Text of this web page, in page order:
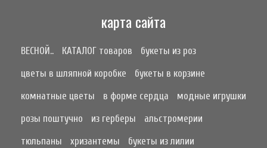
карта сайта
ВЕСНОЙ.. КАТАЛОГ товаров
букеты из роз
цветы в шляпной коробке
букеты в корзине
комнатные цветы
в форме сердца
модные игрушки
розы поштучно
из герберы
альстромерии
тюльпаны
хризантемы
букеты из лилии